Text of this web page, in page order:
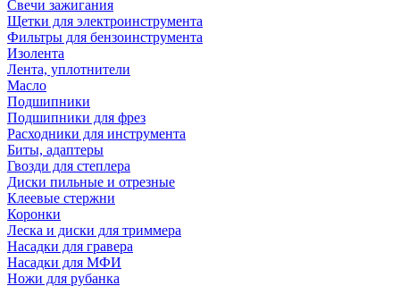
Свечи зажигания
Щетки для электроинструмента
Фильтры для бензоинструмента
Изолента
Лента, уплотнители
Масло
Подшипники
Подшипники для фрез
Расходники для инструмента
Биты, адаптеры
Гвозди для степлера
Диски пильные и отрезные
Клеевые стержни
Коронки
Леска и диски для триммера
Насадки для гравера
Насадки для МФИ
Ножи для рубанка